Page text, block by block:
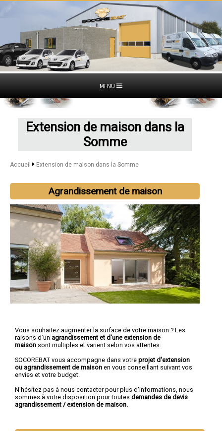
MENU
Extension de maison dans la
Somme
Accueil Extension de maison dans la Somme
Agrandissement de maison
Vous souhaitez augmenter la surface de votre maison ? Les
raisons d’un agrandissement et d'une extension de
maison sont multiples et varient selon vos attentes.
SOCOREBAT vous accompagne dans votre projet d'extension
ou agrandissement de maison en vous conseillant suivant vos
envies et votre budget.
N'hésitez pas à nous contacter pour plus d'informations, nous
sommes à votre disposition pour toutes demandes de devis
agrandissement / extension de maison.